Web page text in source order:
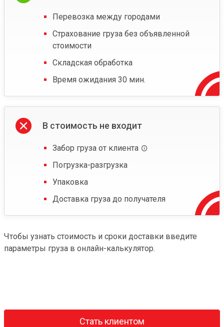
Перевозка между городами
Страхование груза без объявленной
стоимости
Складская обработка
Время ожидания 30 мин.
В стоимость не входит
Забор груза от клиента
Погрузка-разгрузка
Упаковка
Доставка груза до получателя
Чтобы узнать стоимость и сроки доставки введите
параметры груза в онлайн-калькулятор.
Стать клиентом